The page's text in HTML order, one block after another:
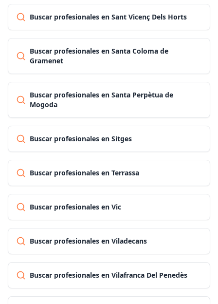
Buscar profesionales en Sant Vicenç Dels Horts
Buscar profesionales en Santa Coloma de
Gramenet
Buscar profesionales en Santa Perpètua de
Mogoda
Buscar profesionales en Sitges
Buscar profesionales en Terrassa
Buscar profesionales en Vic
Buscar profesionales en Viladecans
Buscar profesionales en Vilafranca Del Penedès